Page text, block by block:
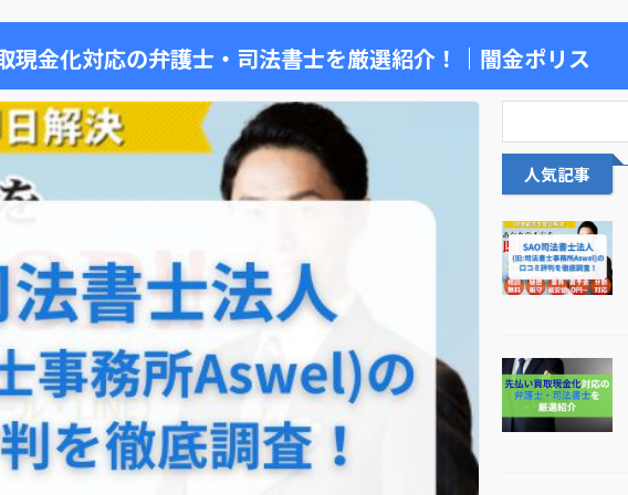
現金化対応の弁護士・司法書士を厳選紹介！｜闇金ポリス
人気記事